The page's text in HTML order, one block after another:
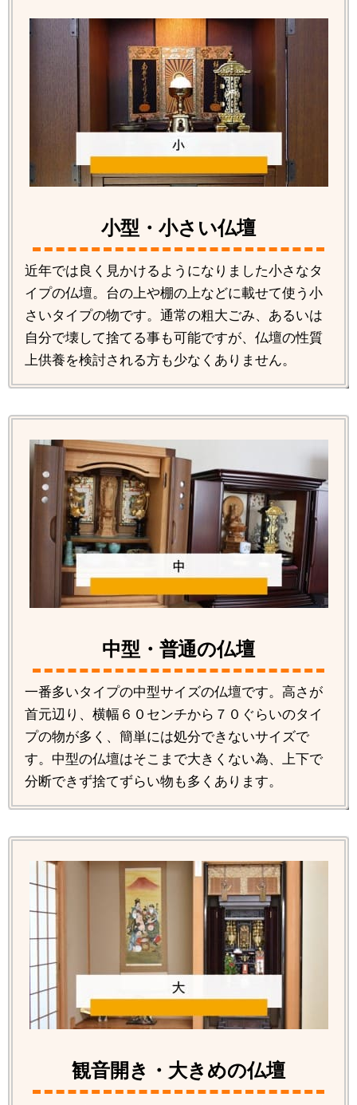
小型・小さい仏壇
近年では良く見かけるようになりました小さなタ
イプの仏壇。台の上や棚の上などに載せて使う小
さいタイプの物です。通常の粗大ごみ、あるいは
自分で壊して捨てる事も可能ですが、仏壇の性質
上供養を検討される方も少なくありません。
中型・普通の仏壇
一番多いタイプの中型サイズの仏壇です。高さが
首元辺り、横幅６０センチから７０ぐらいのタイ
プの物が多く、簡単には処分できないサイズで
す。中型の仏壇はそこまで大きくない為、上下で
分断できず捨てずらい物も多くあります。
観音開き・大きめの仏壇